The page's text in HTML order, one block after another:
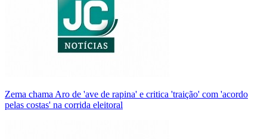
Zema chama Aro de 'ave de rapina' e critica 'traição' com 'acordo
pelas costas' na corrida eleitoral